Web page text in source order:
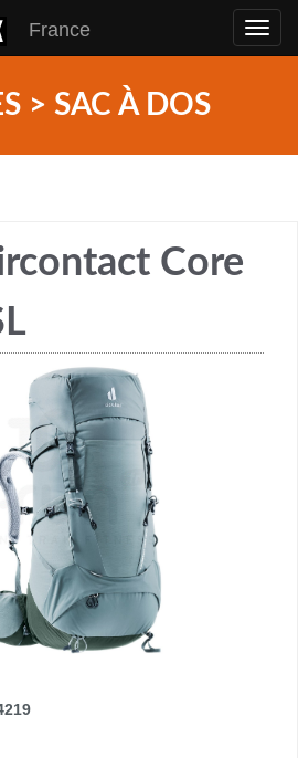
France
> SAC À DOS
Core